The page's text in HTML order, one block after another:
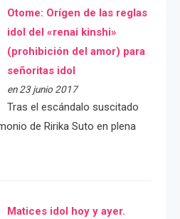
Otome: Orígen de las reglas
idol del «renai kinshi»
(prohibición del amor) para
señoritas idol
en 23 junio 2017
Tras el escándalo suscitado
de Ririka Suto en plena
Matices idol hoy y ayer.